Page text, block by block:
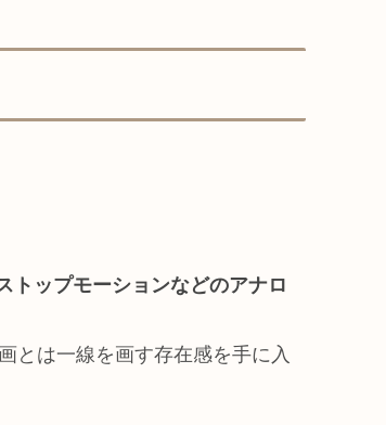
トップモーションなどのアナロ
とは一線を画す存在感を手に入